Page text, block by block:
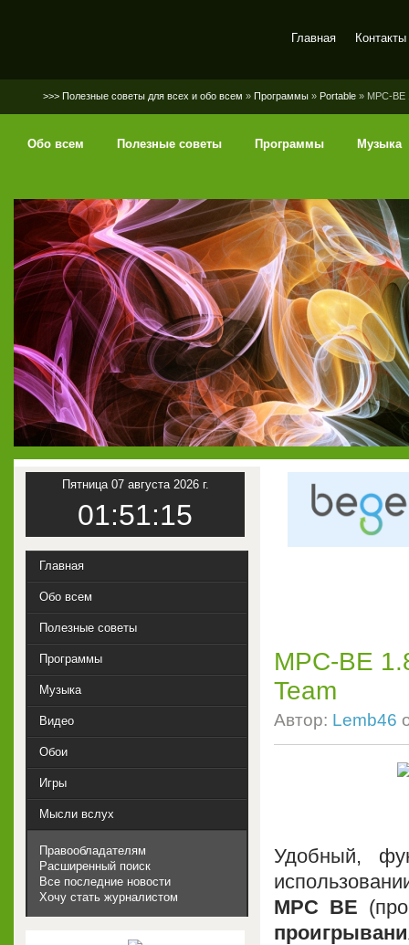
Главная Контакты
>>> Полезные советы для всех и обо всем » Программы » Portable » MPC-BE
Обо всем Полезные советы Программы Музыка
MPC-BE
Team
Автор: Lemb46
Удобный,
MPC BE
Пятница 07 августа 2026 г.
01:51:16
Главная
Обо всем
Полезные советы
Программы
Музыка
Видео
Обои
Игры
Мысли вслух
Правообладателям
Расширенный поиск
Все последние новости
Хочу стать журналистом